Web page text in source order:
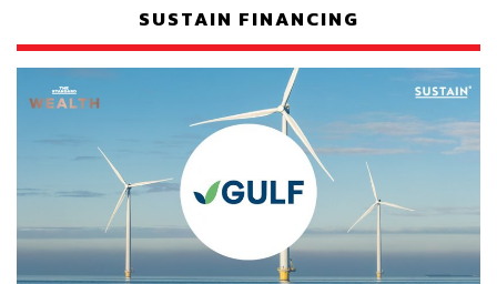
SUSTAIN FINANCING